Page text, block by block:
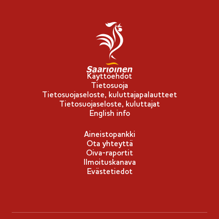
i
p
p
u
-
m
e
r
k
i
Käyttöehdot
Tietosuoja
Tietosuojaseloste, kuluttajapalautteet
Tietosuojaseloste, kuluttajat
English info
Aineistopankki
Ota yhteyttä
Oiva-raportit
Ilmoituskanava
Evästetiedot